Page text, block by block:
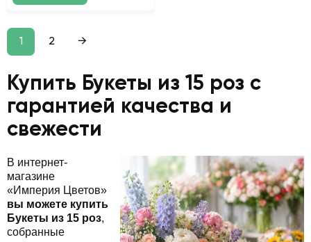
1 2 →
Купить Букеты из 15 роз с
гарантией качества и
свежести
В интернет-
магазине
«Империя Цветов»
вы можете купить
Букеты из 15 роз,
собранные